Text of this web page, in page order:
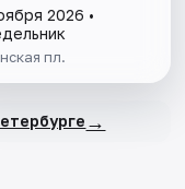
2026 •
пл.
→